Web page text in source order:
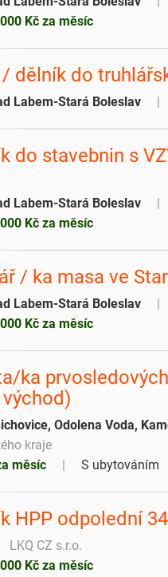
Kč za měsíc
dělník do
Labem-Stará Boleslav
do stavebnin s
Labem-Stará Boleslav
Kč za měsíc
/ ka masa ve
Labem-Stará Boleslav
Kč za měsíc
ka
východ)
Odolena Voda,
kraje
měsíc
S ubytováním
HPP odpolední
LKQ CZ s.r.o.
Kč za měsíc